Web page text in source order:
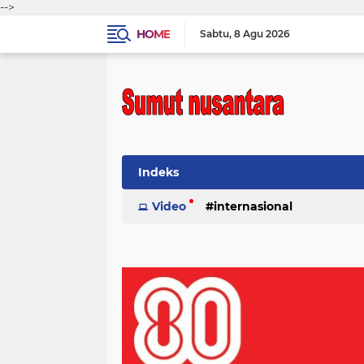
-->
HOME
Sabtu 8 Agu 2026
Indeks
Video internasional